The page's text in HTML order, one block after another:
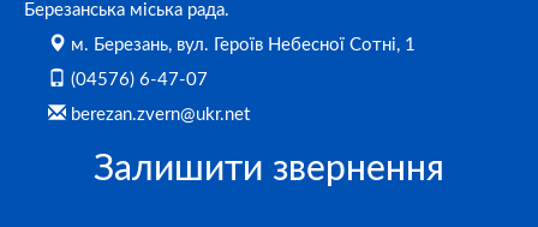
Березанська міська рада.
м. Березань, вул. Героїв Небесної Сотні, 1
(04576) 6-47-07
berezan.zvern@ukr.net
Залишити звернення